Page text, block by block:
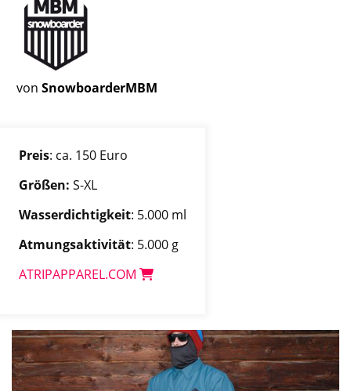
von SnowboarderMBM
Preis: ca. 150 Euro
Größen: S-XL
Wasserdichtigkeit: 5.000 ml
Atmungsaktivität: 5.000 g
ATRIPAPPAREL.COM